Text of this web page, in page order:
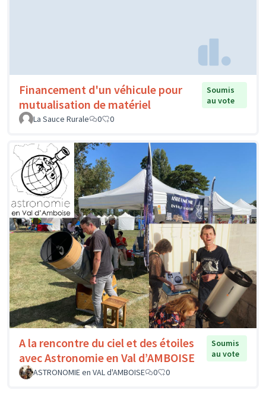
Financement d'un véhicule pour
mutualisation de matériel
Soumis
au vote
La Sauce Rurale
0 0
A la rencontre du ciel et des étoiles
avec Astronomie en Val d’AMBOISE
Soumis
au vote
ASTRONOMIE en VAL d'AMBOISE
0 0